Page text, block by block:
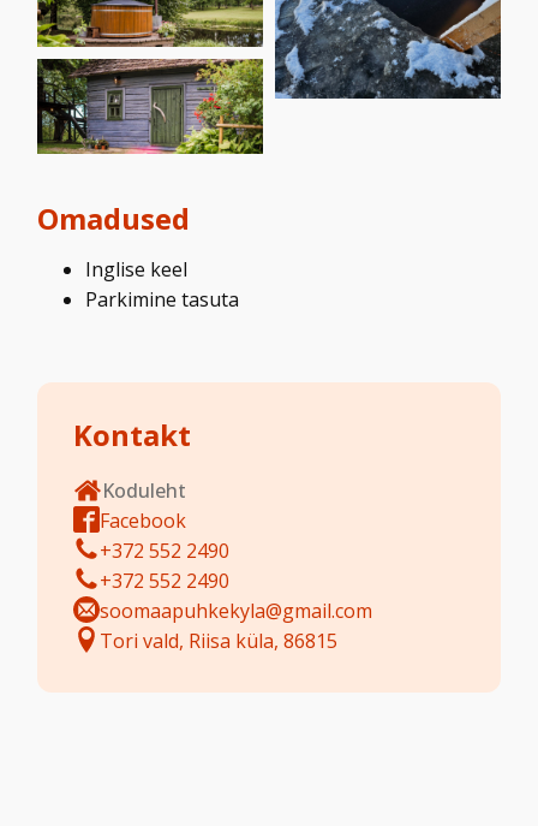
Omadused
Inglise keel
Parkimine tasuta
Kontakt
Koduleht
Facebook
+372 552 2490
+372 552 2490
soomaapuhkekyla@gmail.com
Tori vald, Riisa küla, 86815